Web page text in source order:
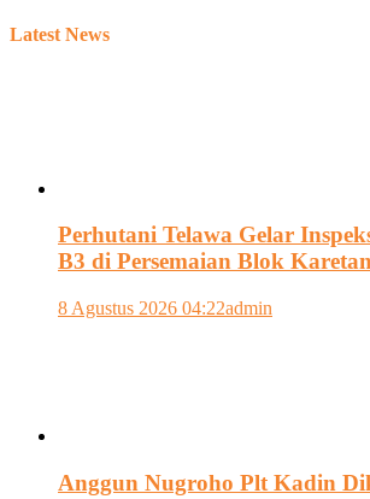
Latest News
Perhutani Telawa Gelar
B3 di Persemaian Blok
8 Agustus 2026 04:22admin
Anggun Nugroho Plt Kadin